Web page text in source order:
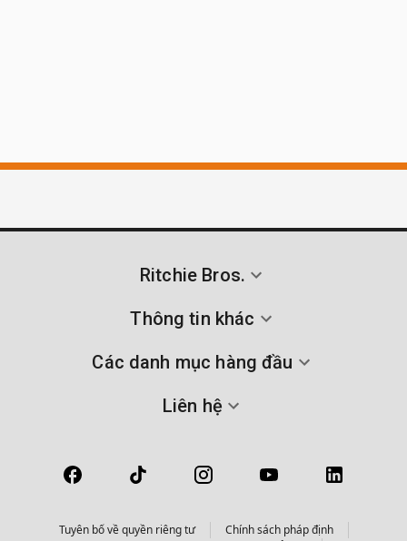
Ritchie Bros.
Thông tin khác
Các danh mục hàng đầu
Liên hệ
Tuyên bố về quyền riêng tư
Chính sách pháp định